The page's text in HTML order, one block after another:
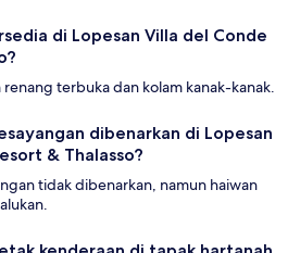
di Lopesan Villa del Conde
terbuka dan kolam kanak-kanak.
dibenarkan di Lopesan
& Thalasso?
tidak dibenarkan, namun haiwan